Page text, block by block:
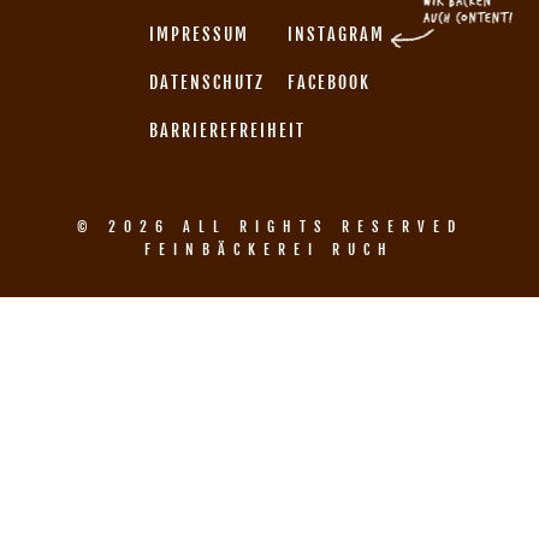
IMPRESSUM
DATENSCHUTZ
BARRIEREFREIHEIT
INSTAGRAM
FACEBOOK
© 2026 ALL RIGHTS RESERVED
FEINBÄCKEREI RUCH